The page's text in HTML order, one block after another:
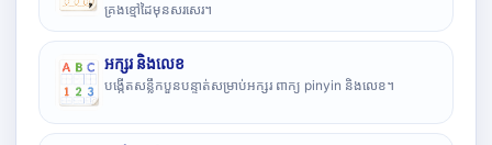
គ្រងខ្មៅដៃមុនសរសេរ។
អក្សរ និងលេខ
បង្កើតសន្លឹកបួនបន្ទាត់សម្រាប់អក្សរ ពាក្យ pinyin និងលេខ។